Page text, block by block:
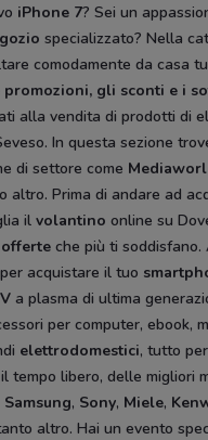
iPhone 7? Sei un
specializzato? Nella
comodamente da casa
gli sconti e i
alla vendita di prodotti di
In questa sezione
di settore come
altro. Prima di andare ad
il volantino online su
offerte che più ti
per acquistare il tuo
a plasma di ultima
per computer, ebook,
elettrodomestici, tutto
tempo libero, delle migliori
Samsung, Sony, Miele,
altro. Hai un evento